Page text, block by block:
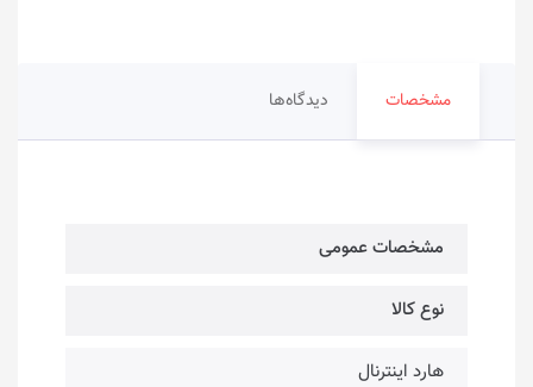
مشخصات دیدگاه‌ها
مشخصات عمومی
نوع کالا
هارد اینترنال